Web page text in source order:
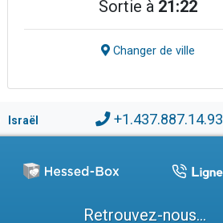
Sortie à 21:22
Changer de ville
Israël +1.437.887.14.93
Retrouvez-nous...